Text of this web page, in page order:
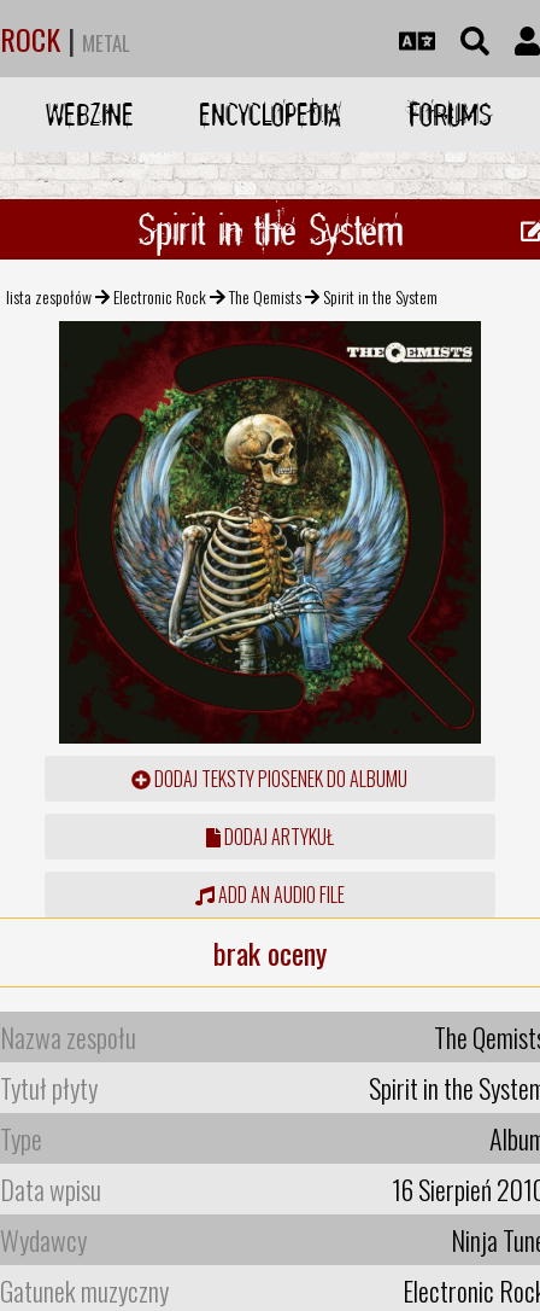
ROCK | METAL
WEBZINE ENCYCLOPEDIA FORUMS
Spirit in the System
lista zespołów Electronic Rock The Qemists Spirit in the System
DODAJ TEKSTY PIOSENEK DO ALBUMU
DODAJ ARTYKUŁ
ADD AN AUDIO FILE
brak oceny
Nazwa zespołu
The
Tytuł płyty
Spirit in the
Type
Data wpisu
16 Sierpień
Wydawcy
Ninja
Gatunek muzyczny
Electronic